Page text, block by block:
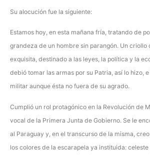
Su alocución fue la siguiente:
Estamos hoy, en esta mañana fría, tratando de
grandeza de un hombre sin parangón. Un criollo
exquisita, destinado a las leyes, la política y la
debió tomar las armas por su Patria, así lo hizo,
militar aunque ésta no fuera de su agrado.
Cumplió un rol protagónico en la Revolución de
vocal de la Primera Junta de Gobierno. Se le
al Paraguay y, en el transcurso de la misma,
los colores de la escarapela ya instituida: celeste